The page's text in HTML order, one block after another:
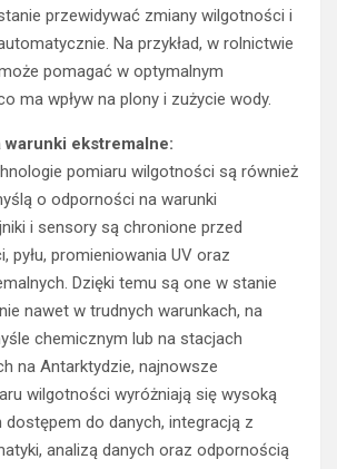
przewidywać zmiany wilgotności i
Na przykład, w rolnictwie
pomagać w optymalnym
ma wpływ na plony i zużycie wody.
warunki ekstremalne:
pomiaru wilgotności są również
o odporności na warunki
i sensory są chronione przed
pyłu, promieniowania UV oraz
Dzięki temu są one w stanie
nawet w trudnych warunkach, na
chemicznym lub na stacjach
na Antarktydzie, najnowsze
wilgotności wyróżniają się wysoką
dostępem do danych, integracją z
analizą danych oraz odpornością